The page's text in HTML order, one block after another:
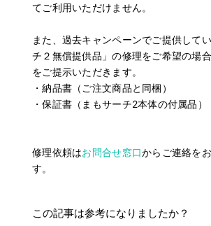
てご利用いただけません。
また、過去キャンペーンでご提供して
チ２無償提供品」の修理をご希望の場
をご提示いただきます。
・納品書（ご注文商品と同梱）
・保証書（まもサーチ2本体の付属品）
修理依頼はお問合せ窓口からご連絡を
す。
この記事は参考になりましたか？